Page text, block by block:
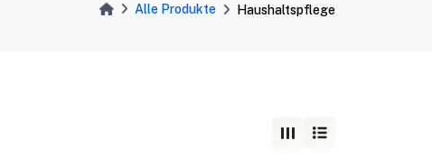
Alle Produkte Haushaltspflege